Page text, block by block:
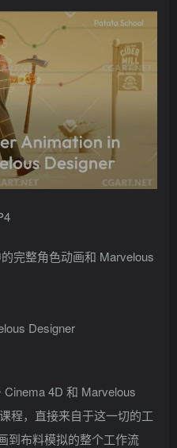
完整角色动画和 Marvelous
Designer
4D 和 Marvelous
程，直接来自于这一切的工
到布料模拟的整个工作流
登录
登录